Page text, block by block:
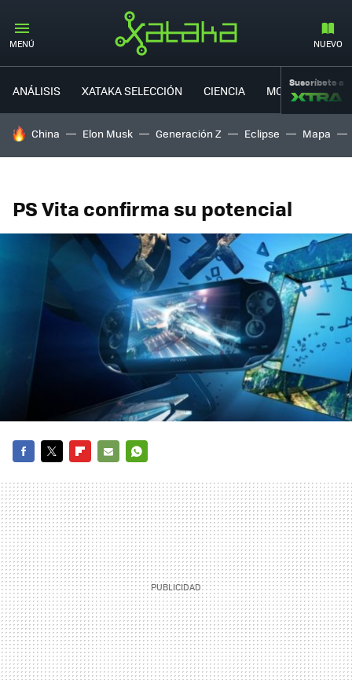
MENÚ NUEVO
ANÁLISIS XATAKA SELECCIÓN CIENCIA MOVILIDAD
Suscríbete a
HOY SE HABLA DE
China Elon Musk Generación Z Eclipse Mapa
PS Vita confirma su potencial
MAIL